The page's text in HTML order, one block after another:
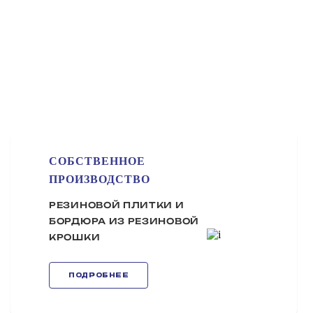
СОБСТВЕННОЕ
ПРОИЗВОДСТВО
РЕЗИНОВОЙ ПЛИТКИ И
БОРДЮРА ИЗ РЕЗИНОВОЙ
КРОШКИ
ПОДРОБНЕЕ